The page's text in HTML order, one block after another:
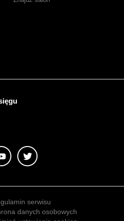
serwisu
danych osobowych